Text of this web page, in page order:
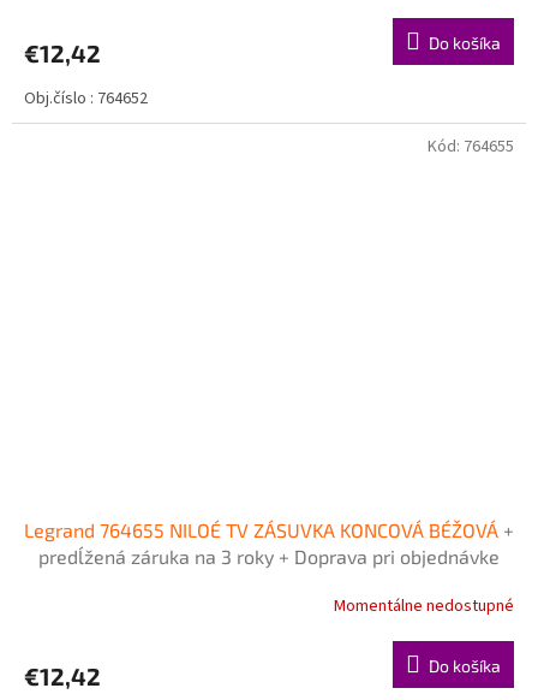
€12,42 Do košíka
Obj.číslo : 764652
Legrand 764655 NILOÉ TV ZÁSUVKA KONCOVÁ BÉŽOVÁ +
predĺžená záruka na 3 roky + Doprava pri objednávke
Momentálne nedostupné
€12,42 Do košíka
Kód: 764655